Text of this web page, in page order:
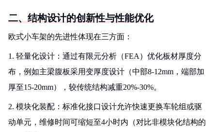
二、结构设计的创新性与性能优化
欧式小车架的先进性体现在三方面：
1. 轻量化设计：通过有限元分析（FEA）优化板材厚度分
布，例如主梁腹板采用变厚度设计（中部8-12mm，端部加
厚至15-20mm），较传统结构减重20%-30%。
2. 模块化装配：标准化接口设计允许快速更换车轮组或驱
动单元，维修时间可缩短至4小时内（对比非模块化结构的